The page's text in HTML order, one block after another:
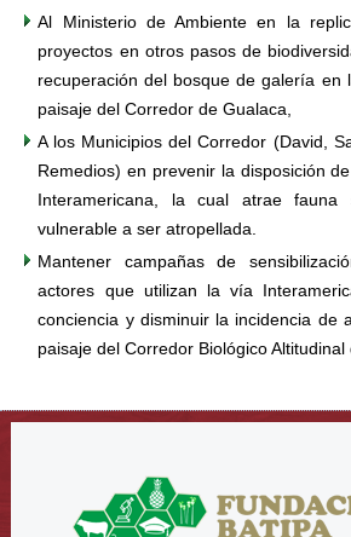
Al Ministerio de Ambiente en la
proyectos en otros pasos de
recuperación del bosque de galería en
paisaje del Corredor de Gualaca,
A los Municipios del Corredor (David,
Remedios) en prevenir la disposición
Interamericana, la cual atrae fauna
vulnerable a ser atropellada.
Mantener campañas de
actores que utilizan la vía
conciencia y disminuir la incidencia de
paisaje del Corredor Biológico Altitudinal